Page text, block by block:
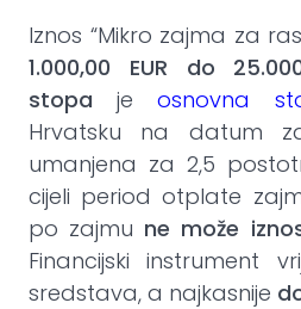
Iznos “Mikro zajma za
1.000,00 EUR do
stopa jeosnovna
Hrvatsku na datum
umanjena za 2,5
cijeli period otplate
po zajmu ne može
Financijski instrument
sredstava, a najkasnije